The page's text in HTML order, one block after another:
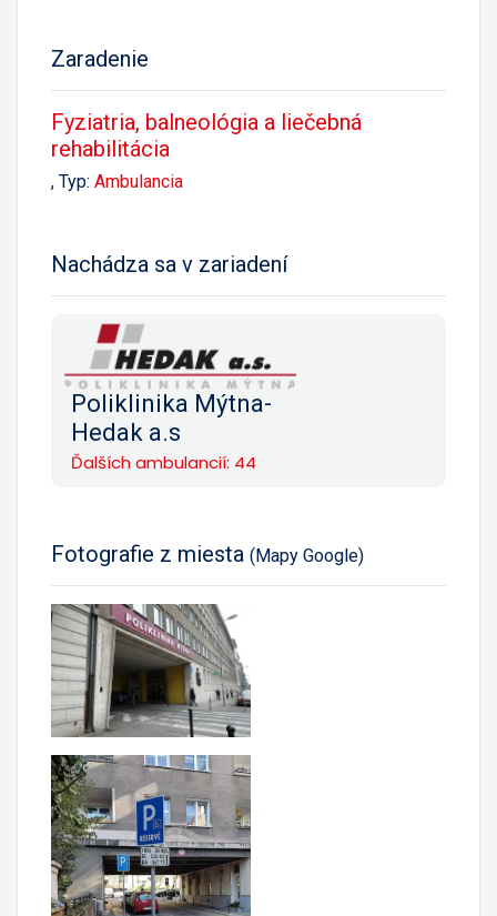
Zaradenie
Fyziatria, balneológia a liečebná
rehabilitácia
, Typ: Ambulancia
Nachádza sa v zariadení
Poliklinika Mýtna-
Hedak a.s
Ďalších ambulancií: 44
Fotografie z miesta (Mapy Google)